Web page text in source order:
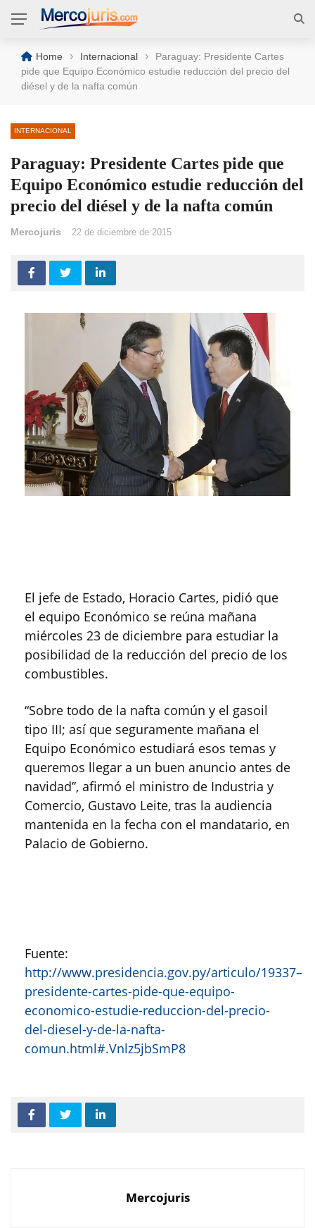
Home › Internacional ›
Paraguay: Presidente Cartes
pide que Equipo Económico estudie reducción del precio del
diésel y de la nafta común
INTERNACIONAL
Paraguay: Presidente Cartes pide que
Equipo Económico estudie reducción del
precio del diésel y de la nafta común
Mercojuris 22 de diciembre de 2015
El jefe de Estado, Horacio Cartes, pidió que
el equipo Económico se reúna mañana
miércoles 23 de diciembre para estudiar la
posibilidad de la reducción del precio de los
combustibles.
“Sobre todo de la nafta común y el gasoil
tipo III; así que seguramente mañana el
Equipo Económico estudiará esos temas y
queremos llegar a un buen anuncio antes de
navidad”, afirmó el ministro de Industria y
Comercio, Gustavo Leite, tras la audiencia
mantenida en la fecha con el mandatario, en
Palacio de Gobierno.
Fuente:
http://www.presidencia.gov.py/articulo/19337–
presidente-cartes-pide-que-equipo-
economico-estudie-reduccion-del-precio-
del-diesel-y-de-la-nafta-
comun.html#.Vnlz5jbSmP8
Mercojuris